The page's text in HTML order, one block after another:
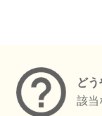
ど
該当